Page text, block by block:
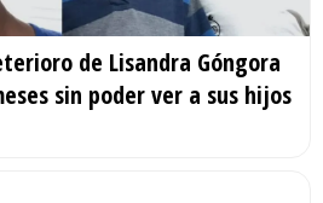
de Lisandra Góngora
sin poder ver a sus hijos